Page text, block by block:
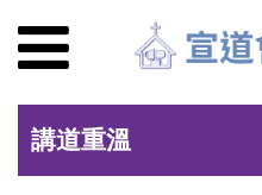
講道重溫